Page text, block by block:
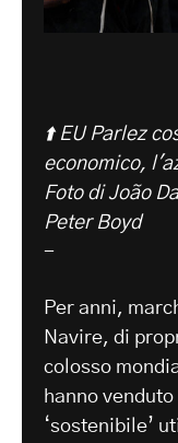
⬆️ EU Parlez
economico,
Foto di João
Peter Boyd
-
Per anni,
Navire, di
colosso
hanno
‘sostenibile’